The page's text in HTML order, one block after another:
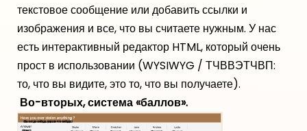
текстовое сообщение или добавить ссылки и
изображения и все, что вы считаете нужным. У нас
есть интерактивный редактор HTML, который очень
прост в использовании (WYSIWYG / ТЧВВЭТЧВП:
то, что вы видите, это то, что вы получаете).
Во-вторых, система «баллов».